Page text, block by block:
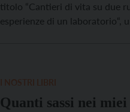
titolo “Cantieri di vita su due
esperienze di un laboratorio“,
Quanti sassi nei